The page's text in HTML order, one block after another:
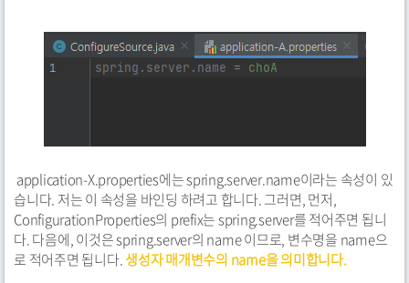
application-X.properties에는 spring.server.name이라는 속성이 있
습니다. 저는 이 속성을 바인딩 하려고 합니다. 그러면, 먼저,
ConfigurationProperties의 prefix는 spring.server를 적어주면 됩니
다. 다음에, 이것은 spring.server의 name 이므로, 변수명을 name으
로 적어주면 됩니다.생성자 매개변수의 name을 의미합니다.